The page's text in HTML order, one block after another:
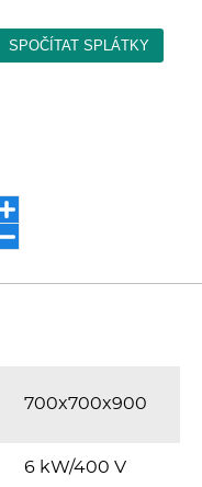
700x700x900
6 kW/400 V